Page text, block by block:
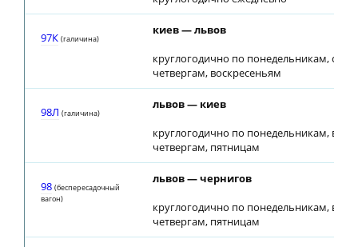
97К (галичина)
киев — львов
круглогодично по понедельникам,
четвергам, воскресеньям
98Л (галичина)
львов — киев
круглогодично по понедельникам,
четвергам, пятницам
98 (беспересадочный
вагон)
львов — чернигов
круглогодично по понедельникам,
четвергам, пятницам